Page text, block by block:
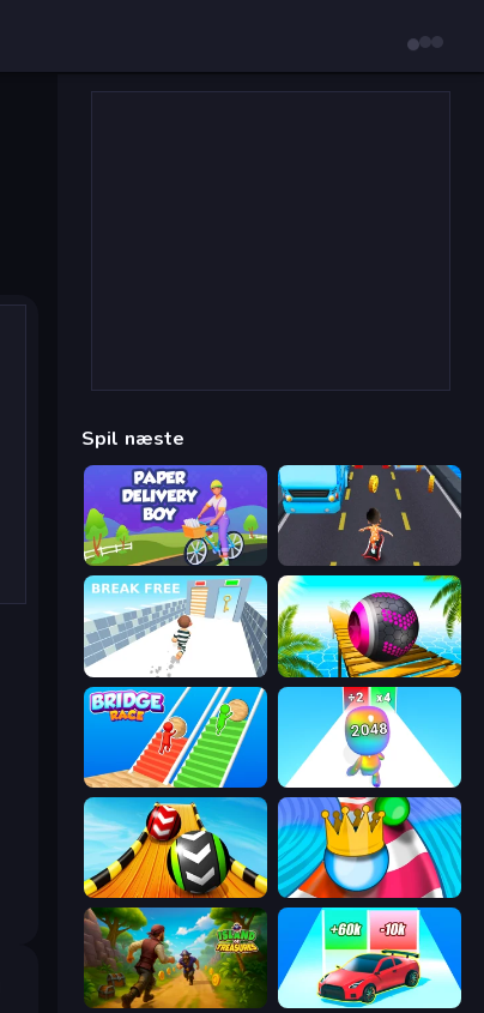
Spil næste
Paper Delivery Boy
Break Free Rolling Balls Sea Race
Bridge Race Man Runner 2048
Sky Balls 3D Aquapark Balls Party
Island of Treasures